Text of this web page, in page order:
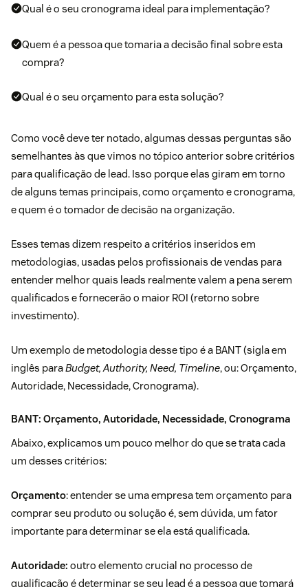
Qual é o seu cronograma ideal para implementação?
Quem é a pessoa que tomaria a decisão final sobre esta
compra?
Qual é o seu orçamento para esta solução?
Como você deve ter notado, algumas dessas perguntas são
semelhantes às que vimos no tópico anterior sobre critérios
para qualificação de lead. Isso porque elas giram em torno
de alguns temas principais, como orçamento e cronograma,
e quem é o tomador de decisão na organização.
Esses temas dizem respeito a critérios inseridos em
metodologias, usadas pelos profissionais de vendas para
entender melhor quais leads realmente valem a pena serem
qualificados e fornecerão o maior ROI (retorno sobre
investimento).
Um exemplo de metodologia desse tipo é a BANT(sigla em
inglês paraBudget, Authority, Need, Timeline, ou: Orçamento,
Autoridade, Necessidade, Cronograma).
BANT: Orçamento, Autoridade, Necessidade, Cronograma
Abaixo, explicamos um pouco melhor do que se trata cada
um desses critérios:
Orçamento: entender se uma empresa tem orçamento para
comprar seu produto ou solução é, sem dúvida, um fator
importante para determinar se ela está qualificada.
Autoridade: outro elemento crucial no processo de
qualificação é determinar se seu lead é a pessoa que tomará